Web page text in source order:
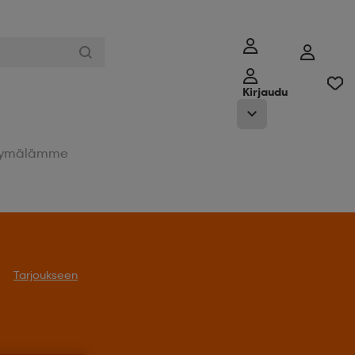
Kirjaudu
Tarjoukseen